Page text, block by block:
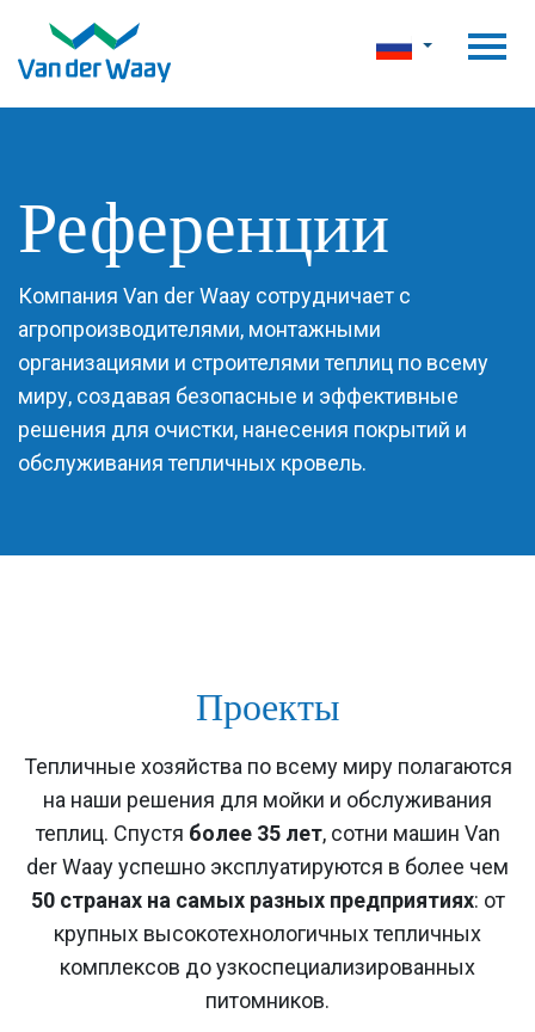
Референции
Компания Van der Waay сотрудничает с
агропроизводителями, монтажными
организациями и строителями теплиц по всему
миру, создавая безопасные и эффективные
решения для очистки, нанесения покрытий и
обслуживания тепличных кровель.
Проекты
Тепличные хозяйства по всему миру полагаются
на наши решения для мойки и обслуживания
теплиц. Спустя более 35 лет, сотни машин Van
der Waay успешно эксплуатируются в более чем
50 странах на самых разных предприятиях: от
крупных высокотехнологичных тепличных
комплексов до узкоспециализированных
питомников.